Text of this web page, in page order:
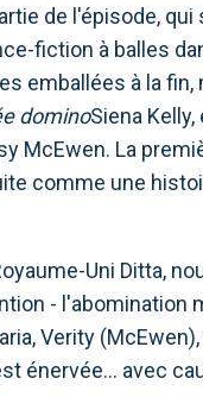
de l'épisode, qui
fiction à balles
emballées à la fin,
dominoSiena Kelly,
McEwen. La
comme une
Uni Ditta,
- l'abomination
Verity
énervée… avec